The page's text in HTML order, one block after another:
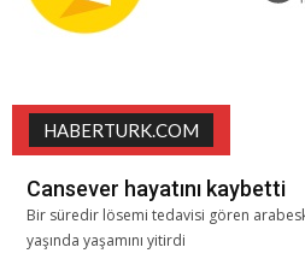
HABERTURK.COM
Cansever hayatını kaybetti
Bir süredir lösemi tedavisi gören
yaşında yaşamını yitirdi